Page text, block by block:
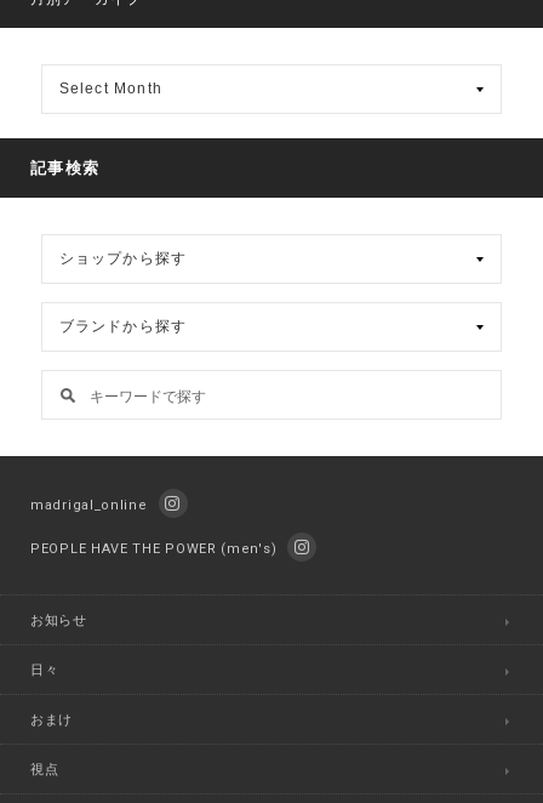
ア
ー
カ
イ
ブ
記事検索
madrigal_online
PEOPLE HAVE THE POWER (men's)
お知らせ
日々
おまけ
視点